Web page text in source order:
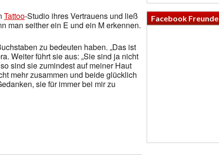
Tattoo-Studio ihres Vertrauens und ließ
man seither ein E und ein M erkennen.
zu bedeuten haben. „Das ist
Weiter führt sie aus: „Sie sind ja nicht
sind sie zumindest auf meiner Haut
mehr zusammen und beide glücklich
sie für immer bei mir zu
Facebook Freunde